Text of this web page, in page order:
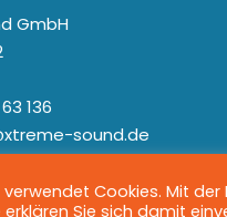
GmbH
136
sound.de
Cookies. Mit der
erklären Sie sich damit